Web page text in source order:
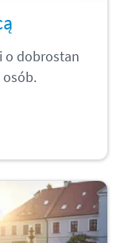
o dobrostan
osób.